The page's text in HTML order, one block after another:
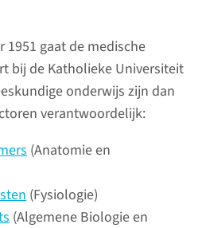
1951 gaat de medische
bij de Katholieke Universiteit
onderwijs zijn dan
verantwoordelijk:
(Anatomie en
(Fysiologie)
(Algemene Biologie en
de oprichting
In 1923
in 1951
faculteit en 5
het Sint